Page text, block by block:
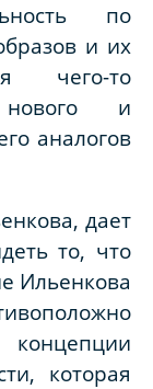
по
и их
чего-то
нового и
аналогов
дает
то, что
Ильенкова
концепции
которая